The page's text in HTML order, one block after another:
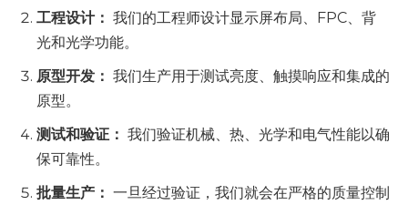
工程设计： 我们的工程师设计显示屏布局、FPC、背
光和光学功能。
原型开发： 我们生产用于测试亮度、触摸响应和集成的
原型。
测试和验证： 我们验证机械、热、光学和电气性能以确
保可靠性。
批量生产： 一旦经过验证，我们就会在严格的质量控制